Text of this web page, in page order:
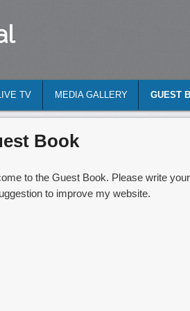
TV MEDIA GALLERY GUEST
Book
to the Guest Book. Please write
to improve my website.